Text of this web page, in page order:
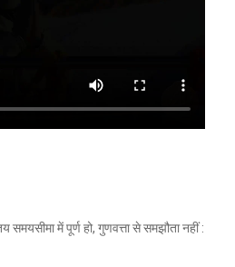
समयसीमा में पूर्ण हो, गुणवत्ता से समझौता नहीं :